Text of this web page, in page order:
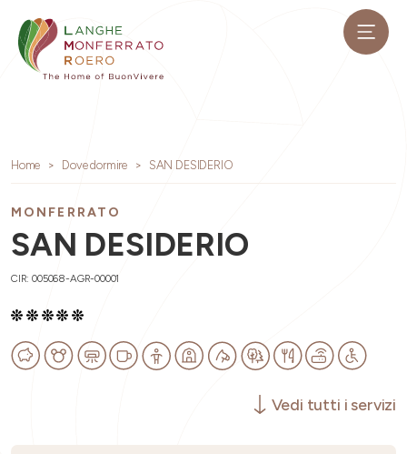
Home Dove dormire SAN DESIDERIO
MONFERRATO
SAN DESIDERIO
CIR: 005068-AGR-00001
Vedi tutti i servizi